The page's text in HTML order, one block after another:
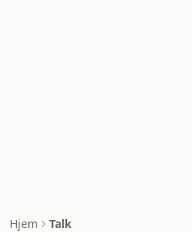
Hjem Talk